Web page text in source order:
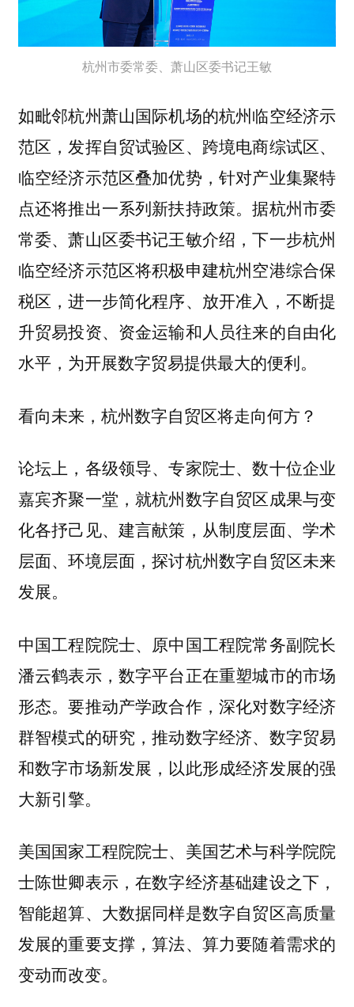
杭州市委常委、萧山区委书记王敏
如毗邻杭州萧山国际机场的杭州临空经济示
范区，发挥自贸试验区、跨境电商综试区、
临空经济示范区叠加优势，针对产业集聚特
点还将推出一系列新扶持政策。据杭州市委
常委、萧山区委书记王敏介绍，下一步杭州
临空经济示范区将积极申建杭州空港综合保
税区，进一步简化程序、放开准入，不断提
升贸易投资、资金运输和人员往来的自由化
水平，为开展数字贸易提供最大的便利。
看向未来，杭州数字自贸区将走向何方？
论坛上，各级领导、专家院士、数十位企业
嘉宾齐聚一堂，就杭州数字自贸区成果与变
化各抒己见、建言献策，从制度层面、学术
层面、环境层面，探讨杭州数字自贸区未来
发展。
中国工程院院士、原中国工程院常务副院长
潘云鹤表示，数字平台正在重塑城市的市场
形态。要推动产学政合作，深化对数字经济
群智模式的研究，推动数字经济、数字贸易
和数字市场新发展，以此形成经济发展的强
大新引擎。
美国国家工程院院士、美国艺术与科学院院
士陈世卿表示，在数字经济基础建设之下，
智能超算、大数据同样是数字自贸区高质量
发展的重要支撑，算法、算力要随着需求的
变动而改变。